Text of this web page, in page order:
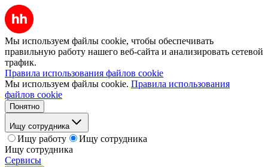
Мы используем файлы cookie, чтобы обеспечивать
правильную работу нашего веб-сайта и анализировать сетевой
трафик.
Правила использования файлов cookie
Мы используем файлы cookie. Правила использования
файлов cookie
Понятно
Ищу сотрудника
Ищу работу
Ищу сотрудника
Ищу сотрудника
Сервисы